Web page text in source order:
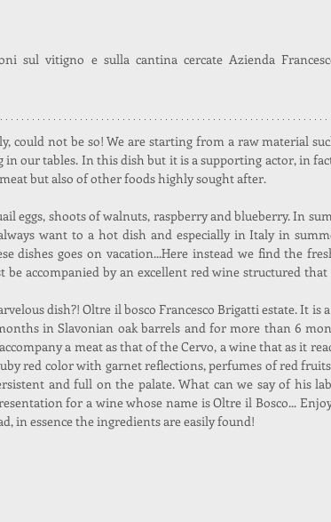
sul vitigno e sulla cantina cercate Azienda
could not be so! We are starting from a raw material
our tables. In this dish but it is a supporting actor, in
but also of other foods highly sought after.
eggs, shoots of walnuts, raspberry and blueberry. In
want to a hot dish and especially in Italy in
dishes goes on vacation...Here instead we find the
accompanied by an excellent red wine structured that
dish?! Oltre il bosco Francesco Brigatti estate. It is
in Slavonian oak barrels and for more than 6
a meat as that of the Cervo, a wine that as it
red color with garnet reflections, perfumes of red
and full on the palate. What can we say of his
for a wine whose name is Oltre il Bosco...
in essence the ingredients are easily found!